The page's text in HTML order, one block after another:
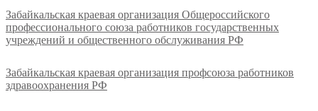
Забайкальская краевая организация Общероссийского
профессионального союза работников государственных
учреждений и общественного обслуживания РФ
Забайкальская краевая организация профсоюза работников
здравоохранения РФ